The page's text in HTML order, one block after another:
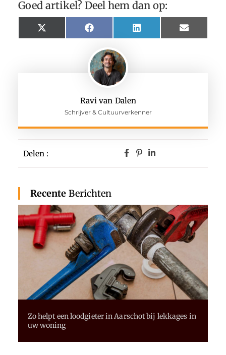
Ravi van Dalen
Schrijver & Cultuurverkenner
Delen :
Recente Berichten
Zo helpt een loodgieter in Aarschot bij lekkages in
uw woning
Goed artikel? Deel hem dan op:
X
(Twitter)
Facebook LinkedIn Email